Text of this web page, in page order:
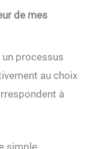
de mes
processus
au choix
à
simple